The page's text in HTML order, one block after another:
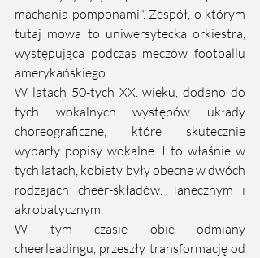
machania pomponami". Zespół, o którym
tutaj mowa to uniwersytecka orkiestra,
występująca podczas meczów footballu
amerykańskiego.
W latach 50-tych XX. wieku, dodano do
tych wokalnych występów układy
choreograficzne, które skutecznie
wyparły popisy wokalne. I to właśnie w
tych latach, kobiety były obecne w dwóch
rodzajach cheer-składów. Tanecznym i
akrobatycznym.
W tym czasie obie odmiany
cheerleadingu, przeszły transformację od